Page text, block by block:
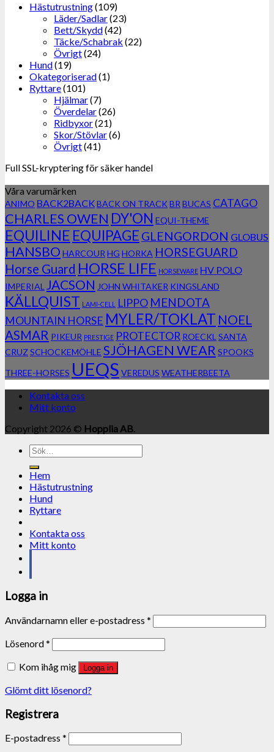
Hästutrustning(109)
Läder/Sadlar(23)
Bett/Skydd(42)
Täcke/Schabrak (22)
Övrigt(24)
Hund(19)
Okategoriserad(1)
Ryttare(101)
Hjälmar(7)
Överdelar(26)
Ridbyxor(21)
Skor/Stövlar(6)
Övrigt(41)
Full SSL-kryptering för säker handel
Våra varumärken
ANIMO BACK2BACKBACK ON TRACK BR BUCAS CATAGO
CHARLES OWEN DY'ON EQUI-THEME
EQUILINE EQUIPAGE GLENGORDON GLOBUS
HANSBO HARCOUR HG HORKA HORSEGUARD
Horse Guard HORSE LIFE HORSEWARE HV POLO
IMPERIAL JACSON JOHN WHITAKER KINGSLAND
KÄLLQUIST LAMI-CELL LIPPO MENDOTA
MOUNTAIN HORSE MYLER/TOKLAT NOEL
ASMAR PIKEUR PRESTIGE PROTECTOR ROECKL SANTA
CRUZSCHOCKEMÖHLE SJÖHAGEN WEAR SPOOKS
THREE-HORSES UEQS VEREDUS WEATHERBEETA
Kontakta oss
Mitt konto
Copyright 2026 © Hopplia AB.
Sök
efter:
Hem
Hästutrustning
Hund
Ryttare
Kontakta oss
Mitt konto
Logga in
Användarnamn eller e-postadress *
Lösenord*
Kom ihåg mig
Logga in
Glömt ditt lösenord?
Registrera
E-postadress *